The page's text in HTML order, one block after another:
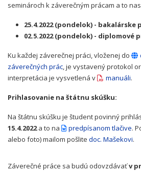
seminároch k záverečným prácam a to
25.4.2022 (pondelok) - bakalárske
02.5.2022 (pondelok) - diplomové
Ku každej záverečnej práci, vloženej do
záverečných prác, je vystavený protokol
interpretácia je vysvetlená v
manuáli.
Prihlasovanie na štátnu skúšku:
Na štátnu skúšku je študent povinný
15.4.2022a to na predpísanom tlačive.
alebo foto) mailom pošlite doc. Mašekovi.
Záverečné práce sa budú odovzdávaťv